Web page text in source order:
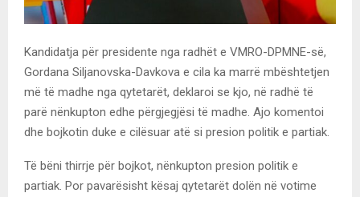
Kandidatja për presidente nga radhët e VMRO-DPMNE-së,
Gordana Siljanovska-Davkova e cila ka marrë mbështetjen
më të madhe nga qytetarët, deklaroi se kjo, në radhë të
parë nënkupton edhe përgjegjësi të madhe. Ajo komentoi
dhe bojkotin duke e cilësuar atë si presion politik e partiak.
Të bëni thirrje për bojkot, nënkupton presion politik e
partiak. Por pavarësisht kësaj qytetarët dolën në votime